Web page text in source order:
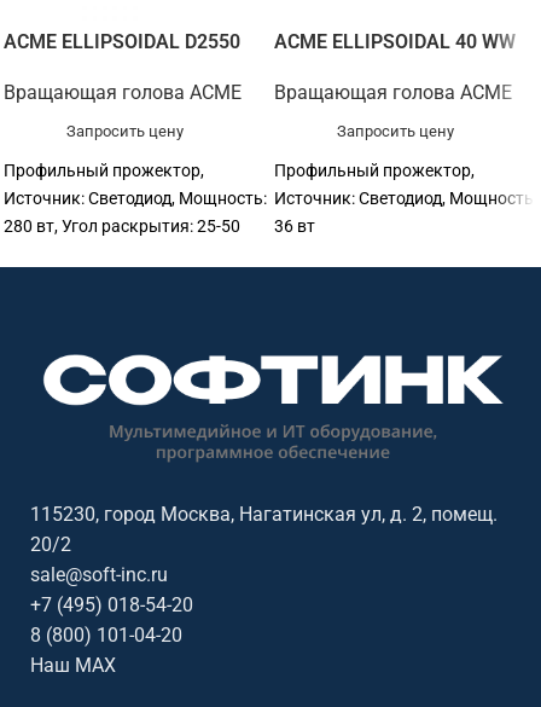
ACME ELLIPSOIDAL D2550
Вращающая голова ACME
Запросить цену
Профильный прожектор,
Источник: Светодиод, Мощность:
280 вт, Угол раскрытия: 25-50
ACME ELLIPSOIDAL 40 WW
Вращающая голова ACME
Запросить цену
Профильный прожектор,
Источник: Светодиод, Мощность:
36 вт
115230, город Москва, Нагатинская ул, д. 2, помещ.
20/2
sale@soft-inc.ru
+7 (495) 018-54-20
8 (800) 101-04-20
Наш MAX